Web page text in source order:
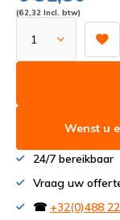
(62,32 Incl. btw)
Wenst u
24/7 bereikbaar
Vraag uw
☎ +32(0)488